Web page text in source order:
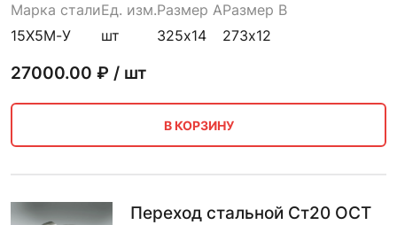
Марка стали
15Х5М-У
Ед. изм.
шт
Размер A
325х14
Размер B
273х12
27000.00 ₽ / шт
В КОРЗИНУ
Переход стальной Ст20 ОСТ